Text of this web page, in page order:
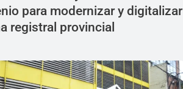
para modernizar y digitalizar
registral provincial